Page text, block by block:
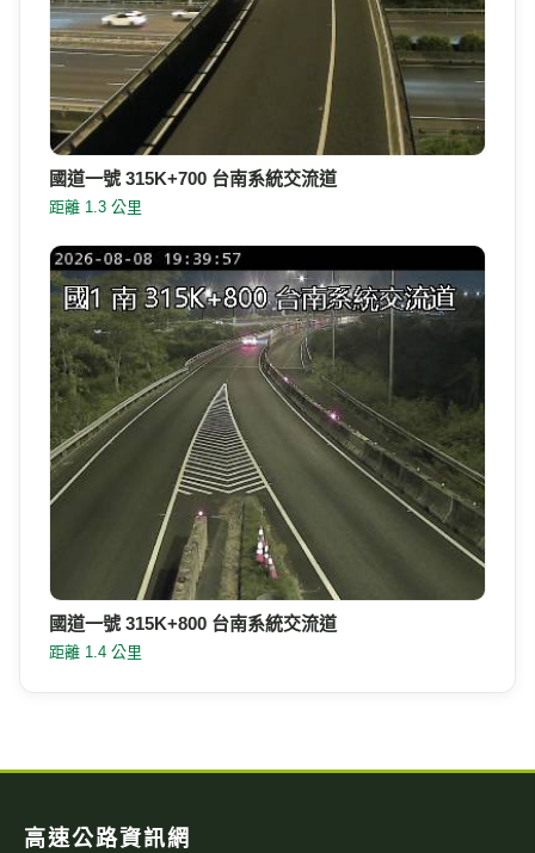
國道一號 315K+700 台南系統交流道
距離 1.3 公里
國道一號 315K+800 台南系統交流道
距離 1.4 公里
高速公路資訊網